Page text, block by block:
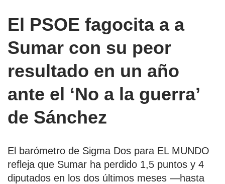
El PSOE fagocita a a
Sumar con su peor
resultado en un año
ante el ‘No a la guerra’
de Sánchez
El barómetro de Sigma Dos para EL MUNDO
refleja que Sumar ha perdido 1,5 puntos y 4
diputados en los dos últimos meses —hasta